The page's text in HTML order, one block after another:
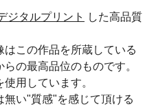
ジタルプリント
した高品質
この作品を所蔵している
の最高品位のものです。
用しています。
い"質感"を感じて頂ける